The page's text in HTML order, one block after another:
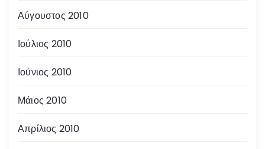
Αύγουστος 2010
Ιούλιος 2010
Ιούνιος 2010
Μάιος 2010
Απρίλιος 2010